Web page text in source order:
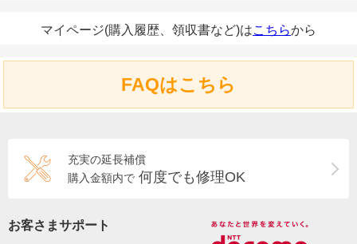
マイページ(購入履歴、領収書など)はこちらから
FAQはこちら
充実の延長補償
購入金額内で 何度でも修理OK
お客さまサポート